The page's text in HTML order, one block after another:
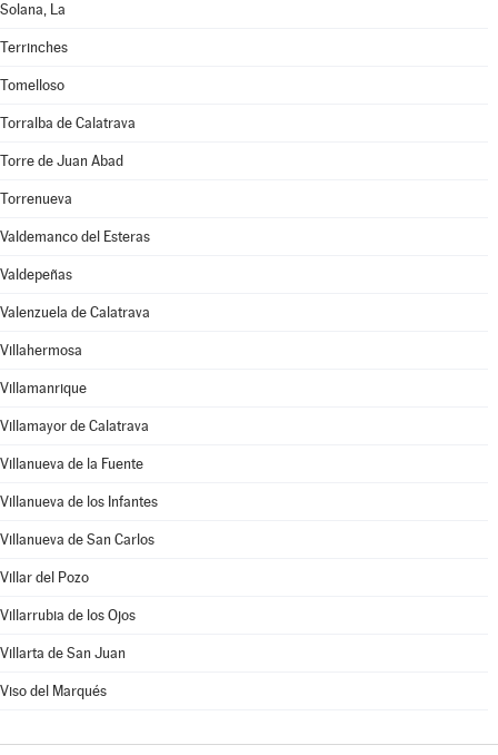
Solana, La
Terrinches
Tomelloso
Torralba de Calatrava
Torre de Juan Abad
Torrenueva
Valdemanco del Esteras
Valdepeñas
Valenzuela de Calatrava
Villahermosa
Villamanrique
Villamayor de Calatrava
Villanueva de la Fuente
Villanueva de los Infantes
Villanueva de San Carlos
Villar del Pozo
Villarrubia de los Ojos
Villarta de San Juan
Viso del Marqués